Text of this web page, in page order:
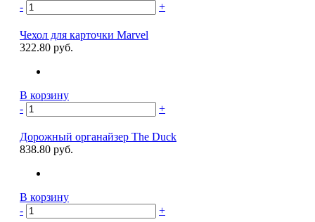
-
+
Чехол для карточки Marvel
322.80 руб.
В корзину
-
+
Дорожный органайзер The Duck
838.80 руб.
В корзину
-
+